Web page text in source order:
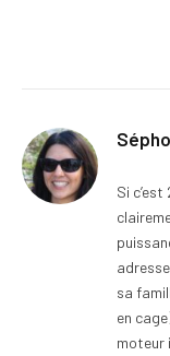
Si
sa
en
moteur